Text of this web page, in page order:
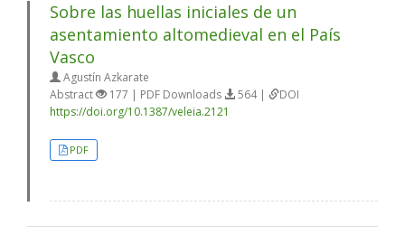
Sobre las huellas iniciales de un
asentamiento altomedieval en el País
Vasco
Agustín Azkarate
Abstract
177 | PDF Downloads 564 |
DOI
https://doi.org/10.1387/veleia.2121
PDF